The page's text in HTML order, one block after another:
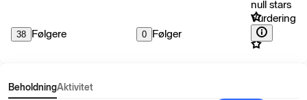
38 Følgere 0 Følger
null stars
Vurdering
BeholdningAktivitet